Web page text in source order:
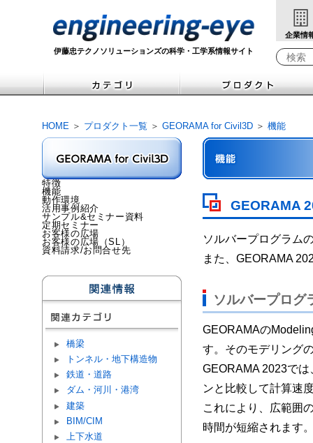
伊藤忠テクノソリューションズの科学・工学系情報サイト
企業情
Write
HOME ＞ プロダクト一覧 ＞ GEORAMA for Civil3D ＞ 機能
特徴
機能
動作環境
活用事例紹介
サンプル&セミナー資料
定期セミナー
お客様の広場
お客様の広場（SL）
資料請求/お問合せ先
橋梁
トンネル・地下構造物
鉄道・道路
ダム・河川・港湾
建築
BIM/CIM
上下水道
GEORAMA
ソルバープログラム
また、GEORAMA
ソルバープログ
GEORAMAの
す。そのモデリング
GEORAMA 2023で
ンと比較して計算速
これにより、広範囲
時間が短縮されます